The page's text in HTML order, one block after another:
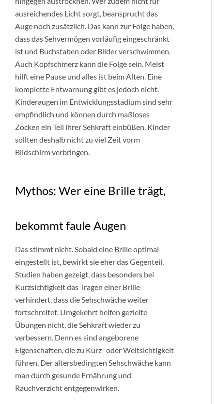
ausreichendes Licht sorgt, beansprucht das
Auge noch zusätzlich. Das kann zur Folge haben,
dass das Sehvermögen vorläufig eingeschränkt
ist und Buchstaben oder Bilder verschwimmen.
Auch Kopfschmerz kann die Folge sein. Meist
hilft eine Pause und alles ist beim Alten. Eine
komplette Entwarnung gibt es jedoch nicht.
Kinderaugen im Entwicklungsstadium sind sehr
empfindlich und können durch maßloses
Zocken ein Teil ihrer Sehkraft einbüßen. Kinder
sollten deshalb nicht zu viel Zeit vorm
Bildschirm verbringen.
Mythos: Wer eine Brille trägt,
bekommt faule Augen
Das stimmt nicht. Sobald eine Brille optimal
eingestellt ist, bewirkt sie eher das Gegenteil.
Studien haben gezeigt, dass besonders bei
Kurzsichtigkeit das Tragen einer Brille
verhindert, dass die Sehschwäche weiter
fortschreitet. Umgekehrt helfen gezielte
Übungen nicht, die Sehkraft wieder zu
verbessern. Denn es sind angeborene
Eigenschaften, die zu Kurz- oder Weitsichtigkeit
führen. Der altersbedingten Sehschwäche kann
man durch gesunde Ernährung und
Rauchverzicht entgegenwirken.